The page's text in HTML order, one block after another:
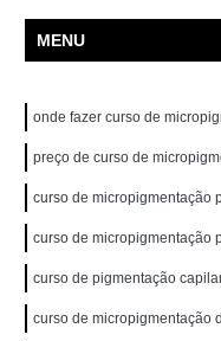
MENU
onde fazer curso de
preço de curso de
curso de micropigmentação
curso de micropigmentação
curso de pigmentação
curso de micropigmentação